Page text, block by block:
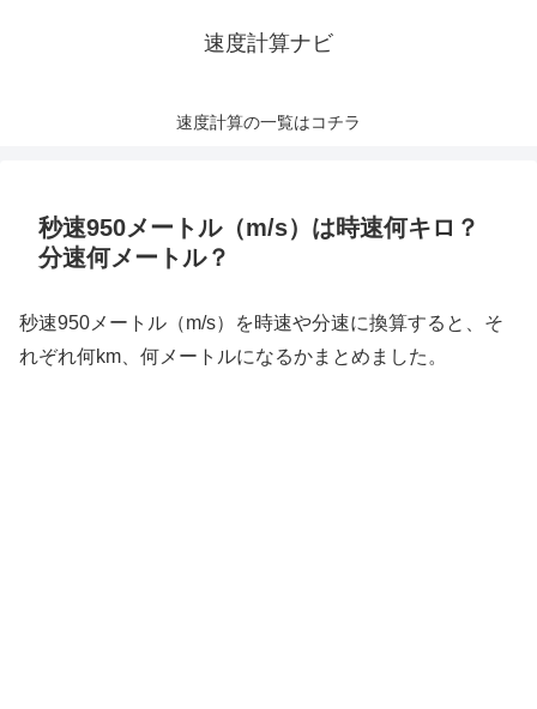
速度計算ナビ
速度計算の一覧はコチラ
秒速950メートル（m/s）は時速何キロ？
分速何メートル？
秒速950メートル（m/s）を時速や分速に換算すると、そ
れぞれ何km、何メートルになるかまとめました。